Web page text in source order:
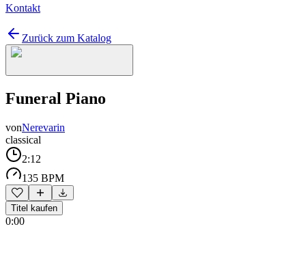
Kontakt
Zurück zum Katalog
Funeral Piano
vonNerevarin
classical
2:12
135 BPM
Titel kaufen
0:00